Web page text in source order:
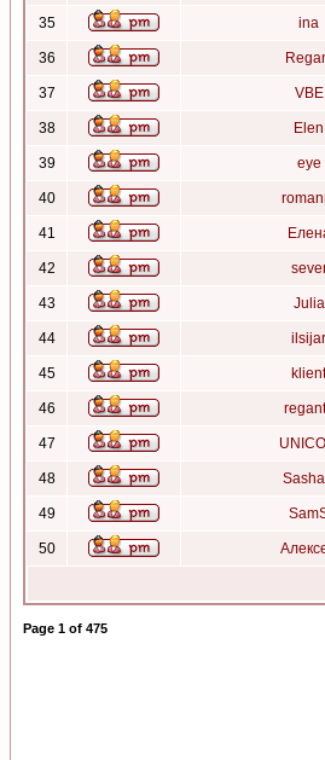
35 ina
36
37 VBE
38 Elen
39 eye
40
41
42
43 Julia
44 ilsijar
45 klient
46
47
48
49
50
Page 1 of 475